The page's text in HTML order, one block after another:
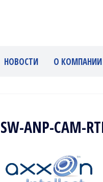
НОВОСТИ О КОМПАНИИ
SW-ANP-CAM-